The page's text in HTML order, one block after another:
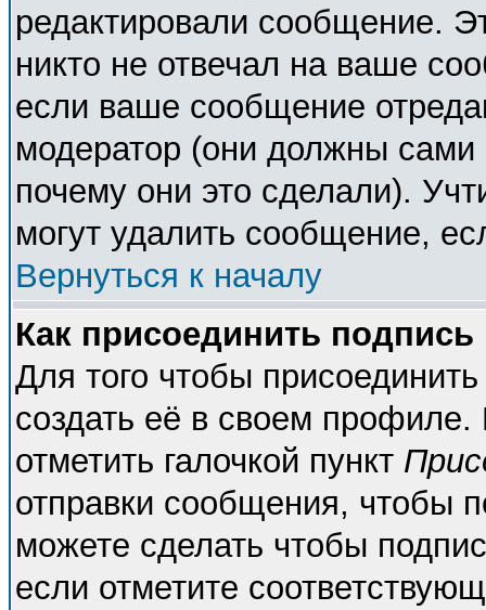
редактировали сообщение.
никто не отвечал на ваше
если ваше сообщение
модератор (они должны сами
почему они это сделали).
могут удалить сообщение,
Вернуться к началу
Как присоединить
Для того чтобы
создать её в своем
отметить галочкой пункт
отправки сообщения, чтобы
можете сделать чтобы
если отметите